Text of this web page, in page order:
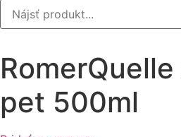
pet 500ml